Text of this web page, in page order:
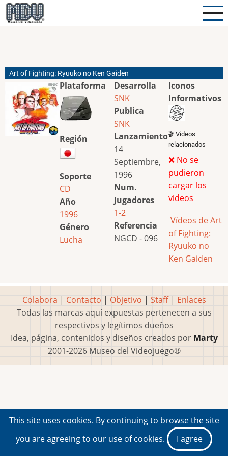
Pasar
al
Art of Fighting: Ryuuko no Ken Gaiden
Plataforma
Región
Soporte
CD
Año
1996
Género
Lucha
Desarrolla
SNK
Publica
SNK
Lanzamiento
14
Septiembre,
1996
Num.
Jugadores
1-2
Referencia
NGCD - 096
Iconos
Informativos
🎬 Videos
relacionados
❌ No se
pudieron
cargar los
videos
Vídeos de Art
of Fighting:
Ryuuko no
Ken Gaiden
Colabora | Contacto | Objetivo | Staff| Enlaces
Todas las marcas aquí expuestas pertenecen a sus
respectivos y legítimos dueños
Idea, página, contenidos y diseños creados por Marty
2001-2026 Museo del Videojuego®
This site uses cookies. By continuing to browse the site
you are agreeing to our use of cookies.
I agree